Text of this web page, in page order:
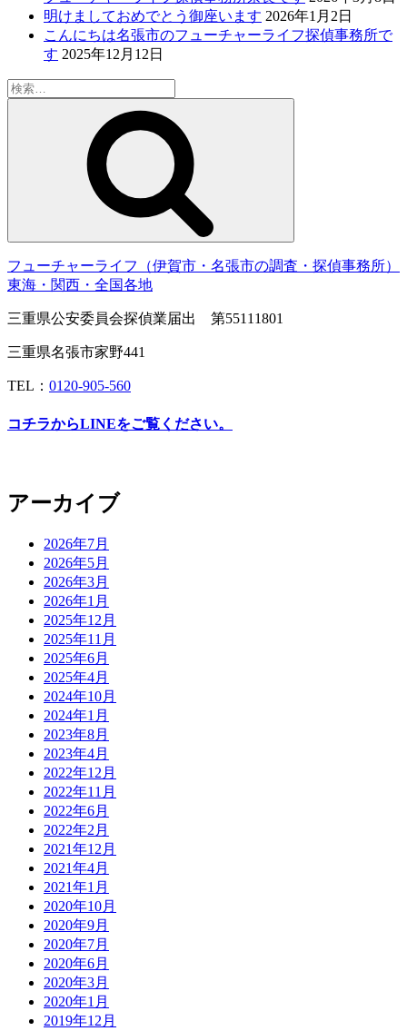
明けましておめでとう御座います 2026年1月2日
こんにちは名張市のフューチャーライフ探偵事務所で
す 2025年12月12日
検
索:
フューチャーライフ（伊賀市・名張市の調査・探偵事務所）
東海・関西・全国各地
三重県公安委員会探偵業届出 第55111801
三重県名張市家野441
TEL： 0120-905-560
コチラからLINEをご覧ください。
アーカイブ
2026年7月
2026年5月
2026年3月
2026年1月
2025年12月
2025年11月
2025年6月
2025年4月
2024年10月
2024年1月
2023年8月
2023年4月
2022年12月
2022年11月
2022年6月
2022年2月
2021年12月
2021年4月
2021年1月
2020年10月
2020年9月
2020年7月
2020年6月
2020年3月
2020年1月
2019年12月